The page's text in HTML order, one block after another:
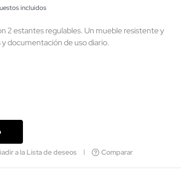
incluidos
2 estantes regulables. Un mueble resistente y
documentación de uso diario.
a la Lista de deseos Comparar